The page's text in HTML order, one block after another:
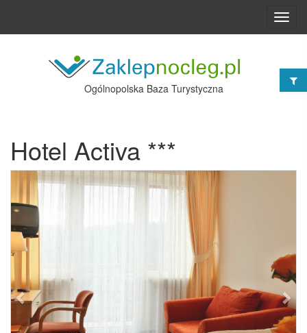
Ogólnopolska Baza Turystyczna
Hotel Activa ***
Poprzednie